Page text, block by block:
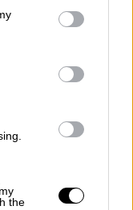
You may click to
party tags to
in below Google
the
πιο
στον
θα τον
της Θέλτα,
γήπεδο
απέναντι